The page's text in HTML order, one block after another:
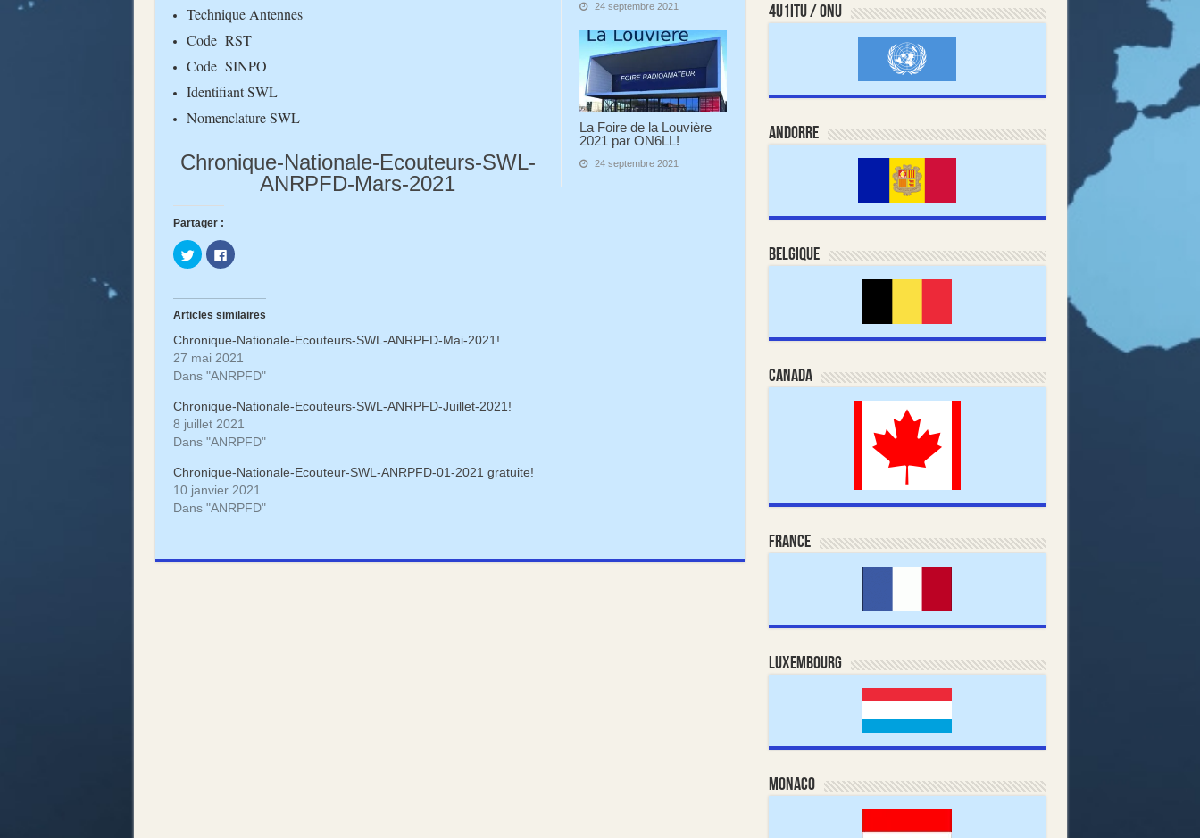
24 septembre 2021
La Foire de la Louvière
2021 par ON6LL!
24 septembre 2021
Technique Antennes
Code RST
Code SINPO
Identifiant SWL
Nomenclature SWL
Chronique-Nationale-Ecouteurs-SWL-
ANRPFD-Mars-2021
Partager :
Cliquez
pour
partager
une
fenêtre)
Cliquez
pour
une
fenêtre)
Articles similaires
Chronique-Nationale-Ecouteurs-SWL-ANRPFD-Mai-2021!
27 mai 2021
Dans "ANRPFD"
Chronique-Nationale-Ecouteurs-SWL-ANRPFD-Juillet-2021!
8 juillet 2021
Dans "ANRPFD"
Chronique-Nationale-Ecouteur-SWL-ANRPFD-01-2021 gratuite!
10 janvier 2021
Dans "ANRPFD"
4U1ITU / ONU
Andorre
Belgique
Canada
France
Luxembourg
Monaco